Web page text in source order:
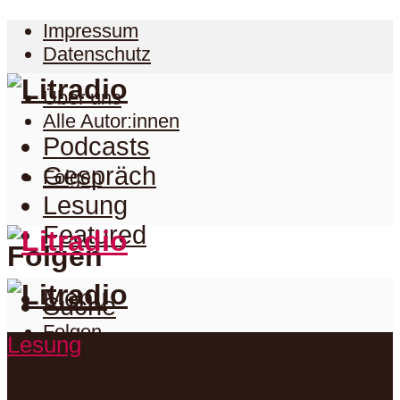
Impressum
Datenschutz
Über uns
Alle Autor:innen
Folgen
Folgen
Folgen
Facebook
Podcasts
Gespräch
Lesung
Featured
Menu
Suche
Podcasts
Lesung